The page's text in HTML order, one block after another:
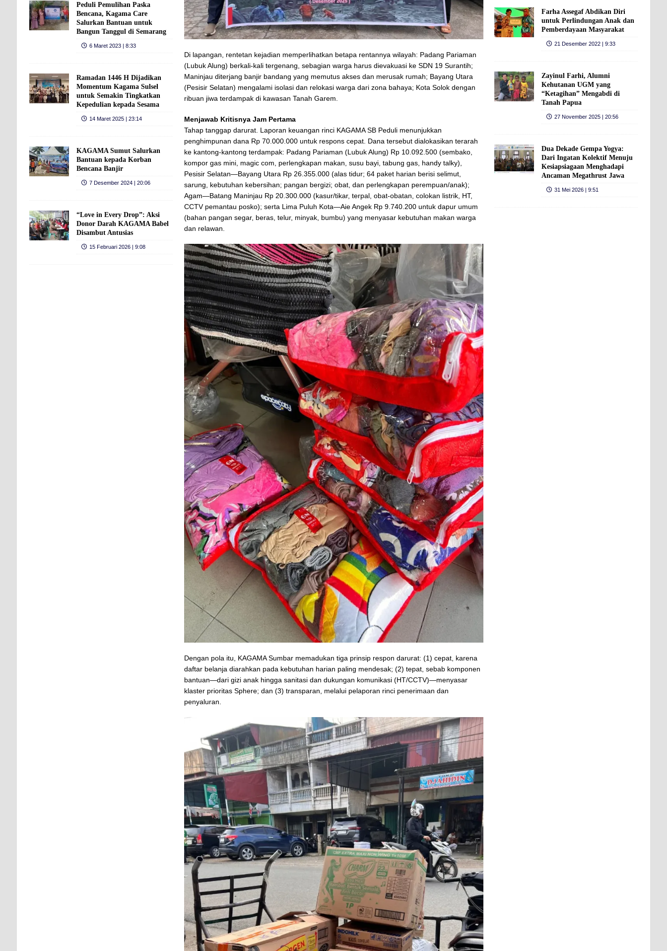
Di lapangan, rentetan kejadian memperlihatkan betapa rentannya wilayah: Padang Pariaman
(Lubuk Alung) berkali-kali tergenang, sebagian warga harus dievakuasi ke SDN 19 Surantih;
Maninjau diterjang banjir bandang yang memutus akses dan merusak rumah; Bayang Utara
(Pesisir Selatan) mengalami isolasi dan relokasi warga dari zona bahaya; Kota Solok dengan
ribuan jiwa terdampak di kawasan Tanah Garem.
Menjawab Kritisnya Jam Pertama
Tahap tanggap darurat. Laporan keuangan rinci KAGAMA SB Peduli menunjukkan
penghimpunan dana Rp 70.000.000 untuk respons cepat. Dana tersebut dialokasikan terarah
ke kantong-kantong terdampak: Padang Pariaman (Lubuk Alung) Rp 10.092.500 (sembako,
kompor gas mini, magic com, perlengkapan makan, susu bayi, tabung gas, handy talky),
Pesisir Selatan—Bayang Utara Rp 26.355.000 (alas tidur; 64 paket harian berisi selimut,
sarung, kebutuhan kebersihan; pangan bergizi; obat, dan perlengkapan perempuan/anak);
Agam—Batang Maninjau Rp 20.300.000 (kasur/tikar, terpal, obat-obatan, colokan listrik, HT,
CCTV pemantau posko); serta Lima Puluh Kota—Aie Angek Rp 9.740.200 untuk dapur umum
(bahan pangan segar, beras, telur, minyak, bumbu) yang menyasar kebutuhan makan warga
dan relawan.
Dengan pola itu, KAGAMA Sumbar memadukan tiga prinsip respon darurat: (1) cepat, karena
daftar belanja diarahkan pada kebutuhan harian paling mendesak; (2) tepat, sebab komponen
bantuan—dari gizi anak hingga sanitasi dan dukungan komunikasi (HT/CCTV)—menyasar
klaster prioritas Sphere; dan (3) transparan, melalui pelaporan rinci penerimaan dan
penyaluran.
Peduli Pemulihan Paska
Bencana, Kagama Care
Salurkan Bantuan untuk
Bangun Tanggul di Semarang
6 Maret 2023 | 8:33
Ramadan 1446 H Dijadikan
Momentum Kagama Sulsel
untuk Semakin Tingkatkan
Kepedulian kepada Sesama
14 Maret 2025 | 23:14
KAGAMA Sumut Salurkan
Bantuan kepada Korban
Bencana Banjir
7 Desember 2024 | 20:06
“Love in Every Drop”: Aksi
Donor Darah KAGAMA Babel
Disambut Antusias
15 Februari 2026 | 9:08
Farha Assegaf Abdikan Diri
untuk Perlindungan Anak dan
Pemberdayaan Masyarakat
21 Desember 2022 | 9:33
Zayinul Farhi, Alumni
Kehutanan UGM yang
“Ketagihan” Mengabdi di
Tanah Papua
27 November 2025 | 20:56
Dua Dekade Gempa Yogya:
Dari Ingatan Kolektif Menuju
Kesiapsiagaan Menghadapi
Ancaman Megathrust Jawa
31 Mei 2026 | 9:51